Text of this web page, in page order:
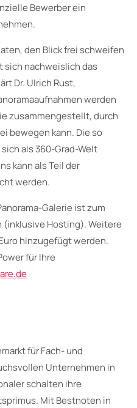
Bewerber ein
den Blick frei schweifen
sich nachweislich das
Dr. Ulrich Rust,
werden
zusammengestellt, durch
bewegen kann. Die so
als 360-Grad-Welt
kann als Teil der
werden.
Galerie ist zum
(inklusive Hosting). Weitere
hinzugefügt werden.
für Ihre
für Fach- und
Unternehmen in
schalten ihre
Mit Bestnoten in